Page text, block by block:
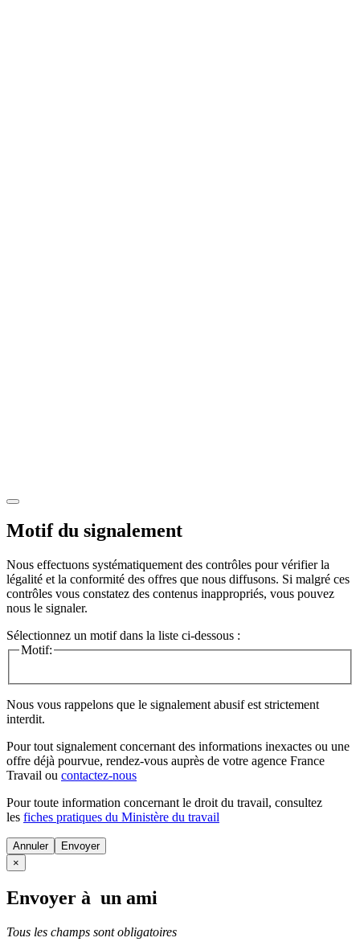
Motif du signalement
Nous effectuons systématiquement des contrôles pour vérifier la
légalité et la conformité des offres que nous diffusons. Si malgré ces
contrôles vous constatez des contenus inappropriés, vous pouvez
nous le signaler.
Sélectionnez un motif dans la liste ci-dessous :
Motif:
Nous vous rappelons que le signalement abusif est strictement
interdit.
Pour tout signalement concernant des informations inexactes ou une
offre déjà pourvue, rendez-vous auprès de votre agence France
Travail ou contactez-nous
Pour toute information concernant le droit du travail, consultez
les fiches pratiques du Ministère du travail
Annuler
×
Envoyer à un ami
Tous les champs sont obligatoires